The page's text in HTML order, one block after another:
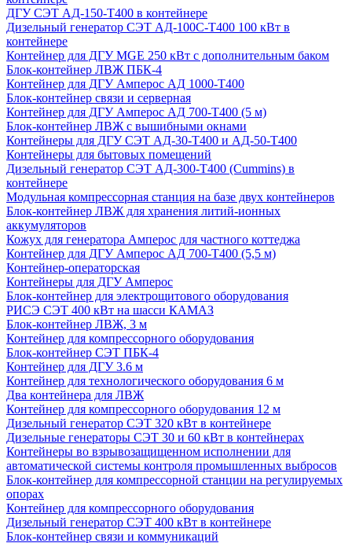
ДГУ СЭТ АД-150-Т400 в контейнере
Дизельный генератор СЭТ АД-100С-Т400 100 кВт в
контейнере
Контейнер для ДГУ MGE 250 кВт с дополнительным баком
Блок-контейнер ЛВЖ ПБК-4
Контейнер для ДГУ Амперос АД 1000-Т400
Блок-контейнер связи и серверная
Контейнер для ДГУ Амперос АД 700-Т400 (5 м)
Блок-контейнер ЛВЖ с вышибными окнами
Контейнеры для ДГУ СЭТ АД-30-Т400 и АД-50-Т400
Контейнеры для бытовых помещений
Дизельный генератор СЭТ АД-300-Т400 (Cummins) в
контейнере
Модульная компрессорная станция на базе двух контейнеров
Блок-контейнер ЛВЖ для хранения литий-ионных
аккумуляторов
Кожух для генератора Амперос для частного коттеджа
Контейнер для ДГУ Амперос АД 700-Т400 (5,5 м)
Контейнер-операторская
Контейнеры для ДГУ Амперос
Блок-контейнер для электрощитового оборудования
РИСЭ СЭТ 400 кВт на шасси КАМАЗ
Блок-контейнер ЛВЖ, 3 м
Контейнер для компрессорного оборудования
Блок-контейнер СЭТ ПБК-4
Контейнер для ДГУ 3.6 м
Контейнер для технологического оборудования 6 м
Два контейнера для ЛВЖ
Контейнер для компрессорного оборудования 12 м
Дизельный генератор СЭТ 320 кВт в контейнере
Дизельные генераторы СЭТ 30 и 60 кВт в контейнерах
Контейнеры во взрывозащищенном исполнении для
автоматической системы контроля промышленных выбросов
Блок-контейнер для компрессорной станции на регулируемых
опорах
Контейнер для компрессорного оборудования
Дизельный генератор СЭТ 400 кВт в контейнере
Блок-контейнер связи и коммуникаций